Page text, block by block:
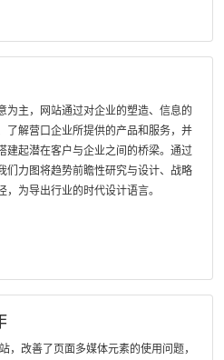
为主，网站通过对企业的塑造、信息的
了解营口企业所提供的产品和服务，并
建起潜在客户与企业之间的桥梁。通过
们力图将趋势前瞻性研究与设计、战略
为导出行业的时代设计语言。
，改善了页面多媒体元素的使用问题，